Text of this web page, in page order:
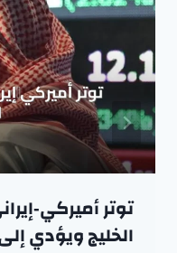
توتر
الخليج ويؤدي